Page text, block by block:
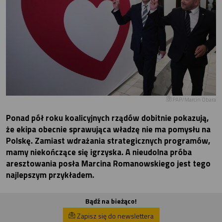
PAP/Marcin Obara
Ponad pół roku koalicyjnych rządów dobitnie pokazują,
że ekipa obecnie sprawująca władzę nie ma pomysłu na
Polskę. Zamiast wdrażania strategicznych programów,
mamy niekończące się igrzyska. A nieudolna próba
aresztowania posła Marcina Romanowskiego jest tego
najlepszym przykładem.
Bądź na bieżąco!
Zapisz się do newslettera